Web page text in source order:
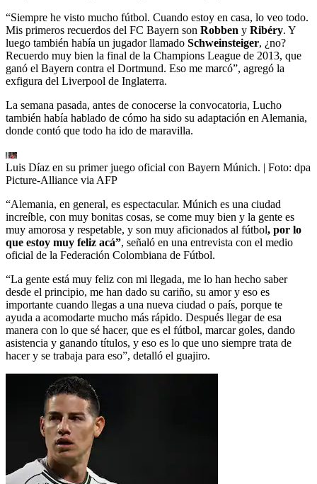
“Siempre he visto mucho fútbol. Cuando estoy en casa, lo veo todo.
Mis primeros recuerdos del FC Bayern son Robben y Ribéry. Y
luego también había un jugador llamado Schweinsteiger, ¿no?
Recuerdo muy bien la final de la Champions League de 2013, que
ganó el Bayern contra el Dortmund. Eso me marcó”, agregó la
exfigura del Liverpool de Inglaterra.
La semana pasada, antes de conocerse la convocatoria, Lucho
también había hablado de cómo ha sido su adaptación en Alemania,
donde contó que todo ha ido de maravilla.
Luis Díaz en su primer juego oficial con Bayern Múnich. | Foto: dpa
Picture-Alliance via AFP
“Alemania, en general, es espectacular. Múnich es una ciudad
increíble, con muy bonitas cosas, se come muy bien y la gente es
muy amorosa y respetable, y son muy aficionados al fútbol, por lo
que estoy muy feliz acá”, señaló en una entrevista con el medio
oficial de la Federación Colombiana de Fútbol.
“La gente está muy feliz con mi llegada, me lo han hecho saber
desde el principio, me han dado su cariño, su amor y eso es
importante cuando llegas a una nueva ciudad o país, porque te
ayuda a acomodarte mucho más rápido. Después llegar de esa
manera con lo que sé hacer, que es el fútbol, marcar goles, dando
asistencia y ganando títulos, y eso es lo que uno siempre trata de
hacer y se trabaja para eso”, detalló el guajiro.